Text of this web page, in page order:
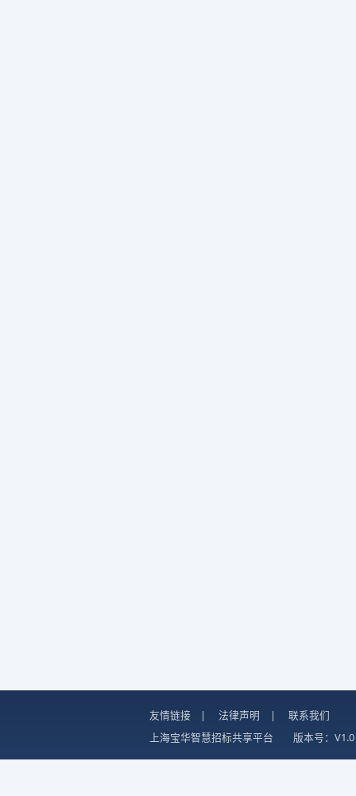
友情链接 | 法律声明 |
联系我们
上海宝华智慧招标共享平台
版本号：V1.0